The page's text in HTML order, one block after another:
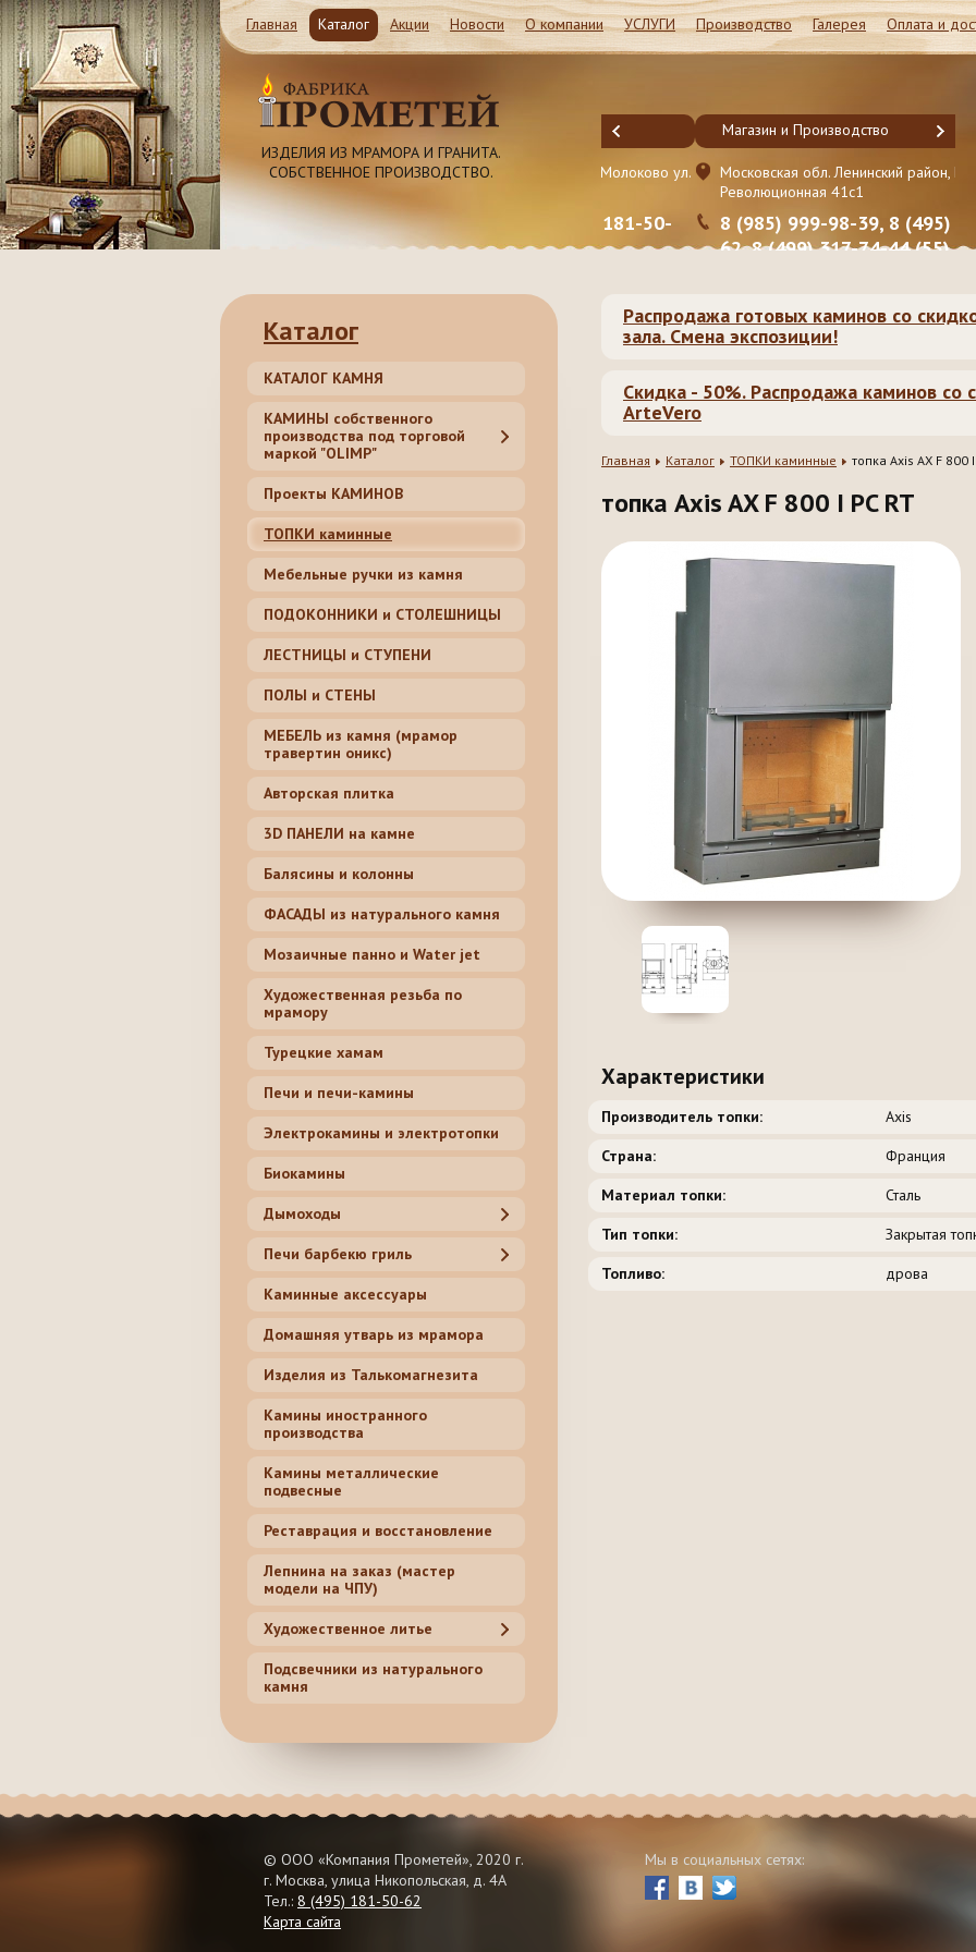
Главная Каталог Акции Новости О компании УСЛУГИ Производство Галерея Оплата и
ИЗДЕЛИЯ ИЗ МРАМОРА И ГРАНИТА.
СОБСТВЕННОЕ ПРОИЗВОДСТВО.
Магазин и Производство
Московская обл. Ленинский район, Молоково ул.
Революционная 41c1
8 (985) 999-98-39, 8 (495) 181-50-
62, 8 (499) 317-74-44 (55)
Магазин и Производство
Московская обл. Ленинский район, Молоково ул.
Революционная 41c1
8 (985) 999-98-39, 8 (495) 181-50-
62, 8 (499) 317-74-44 (55)
Распродажа готовых каминов со
зала. Смена экспозиции!
Скидка - 50%. Распродажа каминов со
ArteVero
Главная Каталог ТОПКИ каминные топка Axis AX F 800 I
топка Axis AX F 800 I PC RT
Характеристики
Производитель топки:
Axis
Страна:
Франция
Материал топки:
Сталь
Тип топки:
Закрытая
Топливо:
дрова
Каталог
КАТАЛОГ КАМНЯ
КАМИНЫ собственного
производства под торговой
маркой "OLIMP"
Проекты КАМИНОВ
ТОПКИ каминные
Мебельные ручки из камня
ПОДОКОННИКИ и СТОЛЕШНИЦЫ
ЛЕСТНИЦЫ и СТУПЕНИ
ПОЛЫ и СТЕНЫ
МЕБЕЛЬ из камня (мрамор
травертин оникс)
Авторская плитка
3D ПАНЕЛИ на камне
Балясины и колонны
ФАСАДЫ из натурального камня
Мозаичные панно и Water jet
Художественная резьба по
мрамору
Турецкие хамам
Печи и печи-камины
Электрокамины и электротопки
Биокамины
Дымоходы
Печи барбекю гриль
Каминные аксессуары
Домашняя утварь из мрамора
Изделия из Талькомагнезита
Камины иностранного
производства
Камины металлические
подвесные
Реставрация и восстановление
Лепнина на заказ (мастер
модели на ЧПУ)
Художественное литье
Подсвечники из натурального
камня
© ООО «Компания Прометей», 2020 г.
г. Москва, улица Никопольская, д. 4А
Тел.: 8 (495) 181-50-62
Карта сайта
Мы в социальных сетях: